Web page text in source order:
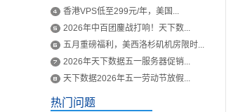
香港VPS低至299元/年，美国...
2026年中百团鏖战打响！天下数...
五月重磅福利，美西洛杉矶机房限时...
2026年天下数据五一服务器促销...
天下数据2026年五一劳动节放假...
热门问题